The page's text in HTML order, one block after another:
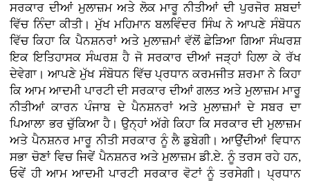
ਸਰਕਾਰ ਦੀਆਂ ਮੁਲਾਜ਼ਮ ਅਤੇ ਲੋਕ ਮਾਰੂ ਨੀਤੀਆਂ ਦੀ ਪੁਰਜੋਰ ਸ਼ਬਦਾਂ
ਵਿੱਚ ਨਿੰਦਾ ਕੀਤੀ। ਮੁੱਖ ਮਹਿਮਾਨ ਬਲਵਿੰਦਰ ਸਿੰਘ ਨੇ ਆਪਣੇ ਸੰਬੋਧਨ
ਵਿੱਚ ਕਿਹਾ ਕਿ ਪੈਨਸ਼ਨਰਾਂ ਅਤੇ ਮੁਲਾਜ਼ਮਾਂ ਵੱਲੋਂ ਛੇੜਿਆ ਗਿਆ ਸੰਘਰਸ਼
ਇਕ ਇਤਿਹਾਸਕ ਸੰਘਰਸ਼ ਹੈ ਜੋ ਸਰਕਾਰ ਦੀਆਂ ਜੜ੍ਹਾਂ ਹਿਲਾ ਕੇ ਰੱਖ
ਦੇਵੇਗਾ। ਆਪਣੇ ਮੁੱਖ ਸੰਬੋਧਨ ਵਿੱਚ ਪ੍ਰਧਾਨ ਕਰਮਜੀਤ ਸ਼ਰਮਾ ਨੇ ਕਿਹਾ
ਕਿ ਆਮ ਆਦਮੀ ਪਾਰਟੀ ਦੀ ਸਰਕਾਰ ਦੀਆਂ ਗਲਤ ਅਤੇ ਮੁਲਾਜ਼ਮ ਮਾਰੂ
ਨੀਤੀਆਂ ਕਾਰਨ ਪੰਜਾਬ ਦੇ ਪੈਨਸ਼ਨਰਾਂ ਅਤੇ ਮੁਲਾਜ਼ਮਾਂ ਦੇ ਸਬਰ ਦਾ
ਪਿਆਲਾ ਭਰ ਚੁੱਕਿਆ ਹੈ। ਉਨ੍ਹਾਂ ਅੱਗੇ ਕਿਹਾ ਕਿ ਸਰਕਾਰ ਦੀ ਮੁਲਾਜ਼ਮ
ਅਤੇ ਪੈਨਸ਼ਨਰ ਮਾਰੂ ਨੀਤੀ ਸਰਕਾਰ ਨੂੰ ਲੈ ਡੁਬੇਗੀ। ਆਉਂਦੀਆਂ ਵਿਧਾਨ
ਸਭਾ ਚੋਣਾਂ ਵਿਚ ਜਿਵੇਂ ਪੈਨਸ਼ਨਰ ਅਤੇ ਮੁਲਾਜ਼ਮ ਡੀ.ਏ. ਨੂੰ ਤਰਸ ਰਹੇ ਹਨ,
ਓਵੇਂ ਹੀ ਆਮ ਆਦਮੀ ਪਾਰਟੀ ਸਰਕਾਰ ਵੋਟਾਂ ਨੂੰ ਤਰਸੇਗੀ। ਪ੍ਰਧਾਨ